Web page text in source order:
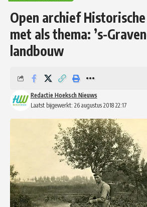
Open archief
met als thema: ’s-
landbouw
Laatst bijgewerkt: 26 augustus 2018 22:17
Redactie Hoeksch Nieuws